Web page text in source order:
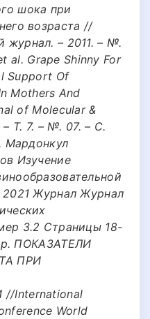
шока при
возраста //
журнал. – 2011. – №.
al. Grape Shinny For
Support Of
Mothers And
of Molecular &
Т. 7. – №. 07. – С.
Мардонкул
Изучение
2021 Журнал Журнал
3.2 Страницы 18-
ПОКАЗАТЕЛИ
ПРИ
International
World